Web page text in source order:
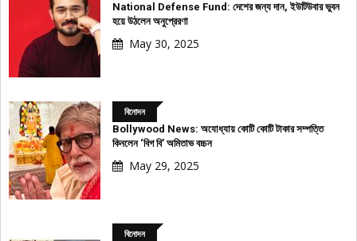
National Defense Fund: দেশের জন্য দান, ইউটিউবার ভুবন
হয়ে উঠলেন অনুপ্রেরণা
May 30, 2025
বিনোদন
Bollywood News: অযোধ্যায় কোটি কোটি টাকার সম্পত্তি
কিনলেন ‘বিগ বি’ অমিতাভ বচ্চন
May 29, 2025
বিনোদন